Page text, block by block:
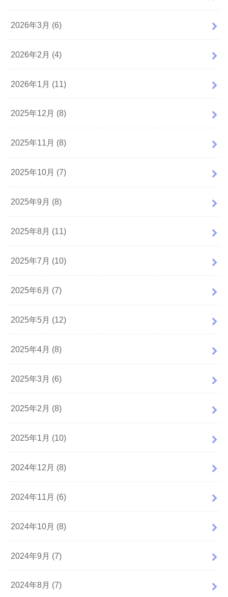
2026年3月 (6)
2026年2月 (4)
2026年1月 (11)
2025年12月 (8)
2025年11月 (8)
2025年10月 (7)
2025年9月 (8)
2025年8月 (11)
2025年7月 (10)
2025年6月 (7)
2025年5月 (12)
2025年4月 (8)
2025年3月 (6)
2025年2月 (8)
2025年1月 (10)
2024年12月 (8)
2024年11月 (6)
2024年10月 (8)
2024年9月 (7)
2024年8月 (7)